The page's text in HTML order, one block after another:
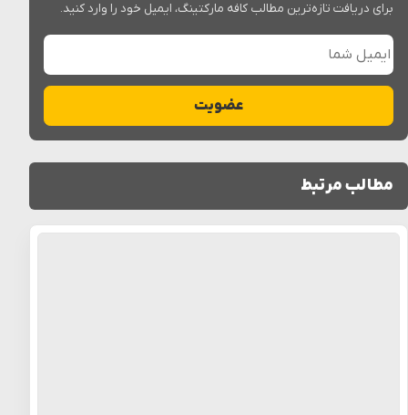
برای دریافت تازه‌ترین مطالب کافه مارکتینگ، ایمیل خود را وارد کنید.
ایمیل شما
عضویت
مطالب مرتبط